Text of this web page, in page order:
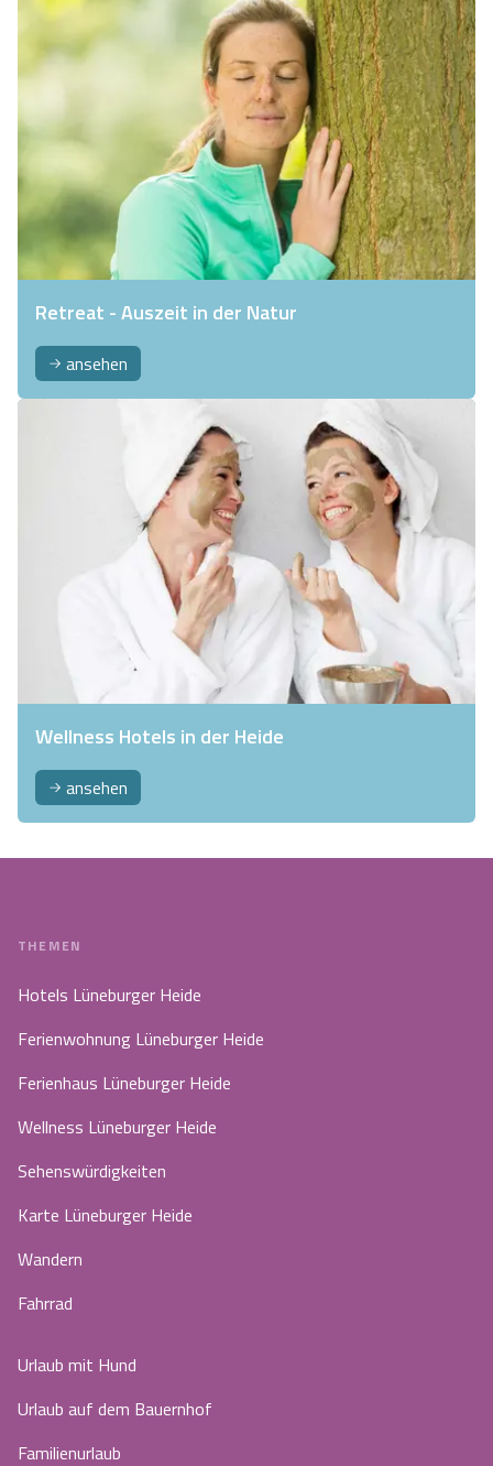
Retreat - Auszeit in der Natur
ansehen
Wellness Hotels in der Heide
ansehen
THEMEN
Hotels Lüneburger Heide
Ferienwohnung Lüneburger Heide
Ferienhaus Lüneburger Heide
Wellness Lüneburger Heide
Sehenswürdigkeiten
Karte Lüneburger Heide
Wandern
Fahrrad
Urlaub mit Hund
Urlaub auf dem Bauernhof
Familienurlaub